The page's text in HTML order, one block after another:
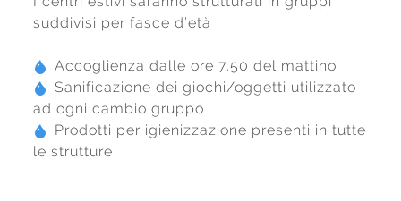
suddivisi per fasce d’età
Accoglienza dalle ore 7.50 del mattino
Sanificazione dei giochi/oggetti utilizzato
ad ogni cambio gruppo
Prodotti per igienizzazione presenti in tutte
le strutture